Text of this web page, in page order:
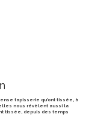
tapisserie qu’ont tissée, à
nous révèlent aussi la
tissée, depuis des temps